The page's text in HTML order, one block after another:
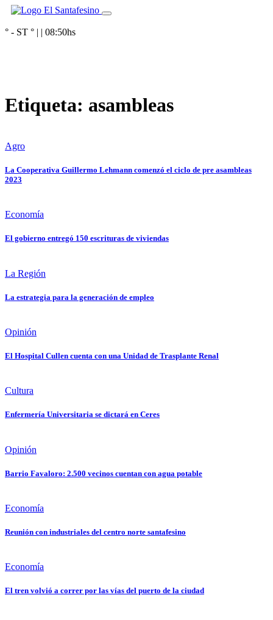
° - ST ° | | 08:50hs
Etiqueta: asambleas
Agro
La Cooperativa Guillermo Lehmann comenzó el ciclo de pre asambleas
2023
Economía
El gobierno entregó 150 escrituras de viviendas
La Región
La estrategia para la generación de empleo
Opinión
El Hospital Cullen cuenta con una Unidad de Trasplante Renal
Cultura
Enfermería Universitaria se dictará en Ceres
Opinión
Barrio Favaloro: 2.500 vecinos cuentan con agua potable
Economía
Reunión con industriales del centro norte santafesino
Economía
El tren volvió a correr por las vías del puerto de la ciudad